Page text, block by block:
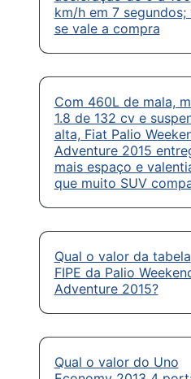
km/h em 7 segundos;
se vale a compra
Com 460L de mala,
1.8 de 132 cv e
alta, Fiat Palio
Adventure 2015
mais espaço e
que muito SUV
Qual o valor da tabela
FIPE da Palio
Adventure 2015?
Qual o valor do Uno